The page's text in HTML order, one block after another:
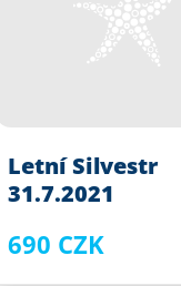
Letní Silvestr
31.7.2021
690 CZK